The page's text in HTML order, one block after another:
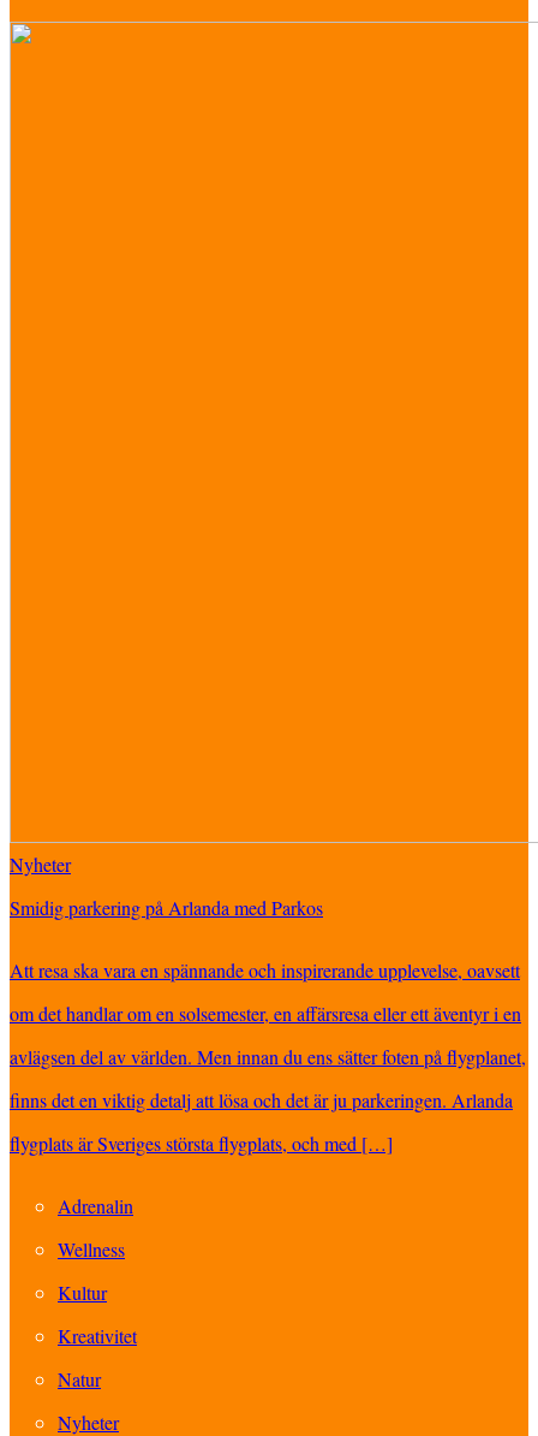
Nyheter
Smidig parkering på Arlanda med Parkos
Att resa ska vara en spännande och inspirerande upplevelse, oavsett
om det handlar om en solsemester, en affärsresa eller ett äventyr i en
avlägsen del av världen. Men innan du ens sätter foten på flygplanet,
finns det en viktig detalj att lösa och det är ju parkeringen. Arlanda
flygplats är Sveriges största flygplats, och med […]
Adrenalin
Wellness
Kultur
Kreativitet
Natur
Nyheter